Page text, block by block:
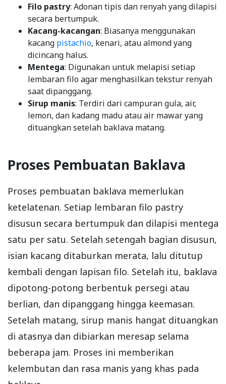
Filo pastry: Adonan tipis dan renyah yang dilapisi
secara bertumpuk.
Kacang-kacangan: Biasanya menggunakan
kacang pistachio, kenari, atau almond yang
dicincang halus.
Mentega: Digunakan untuk melapisi setiap
lembaran filo agar menghasilkan tekstur renyah
saat dipanggang.
Sirup manis: Terdiri dari campuran gula, air,
lemon, dan kadang madu atau air mawar yang
dituangkan setelah baklava matang.
Proses Pembuatan Baklava
Proses pembuatan baklava memerlukan
ketelatenan. Setiap lembaran filo pastry
disusun secara bertumpuk dan dilapisi mentega
satu per satu. Setelah setengah bagian disusun,
isian kacang ditaburkan merata, lalu ditutup
kembali dengan lapisan filo. Setelah itu, baklava
dipotong-potong berbentuk persegi atau
berlian, dan dipanggang hingga keemasan.
Setelah matang, sirup manis hangat dituangkan
di atasnya dan dibiarkan meresap selama
beberapa jam. Proses ini memberikan
kelembutan dan rasa manis yang khas pada